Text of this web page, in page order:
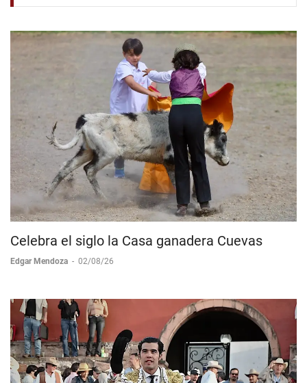
Celebra el siglo la Casa ganadera Cuevas
Edgar Mendoza - 02/08/26